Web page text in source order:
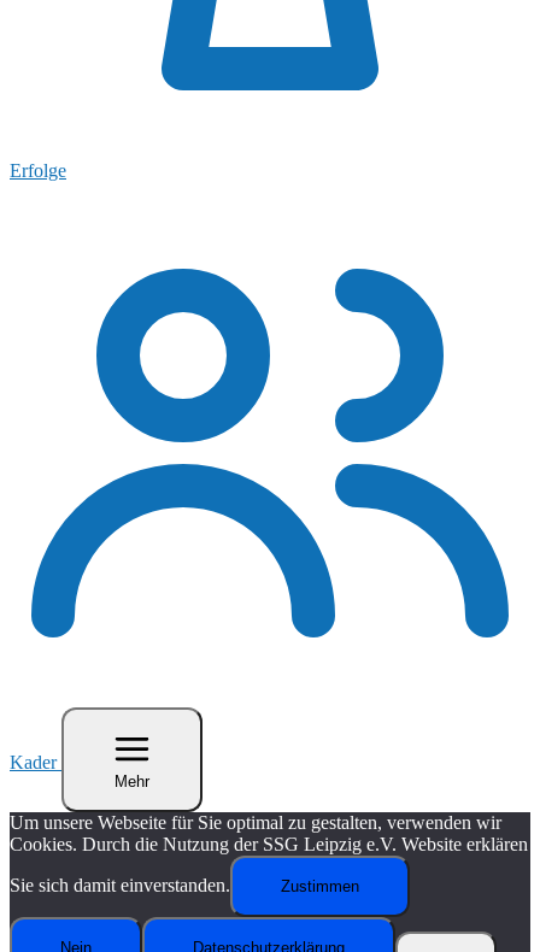
Erfolge
Kader
Mehr
Um unsere Webseite für Sie optimal zu gestalten, verwenden wir
Cookies. Durch die Nutzung der SSG Leipzig e.V. Website erklären
Sie sich damit einverstanden.
Zustimmen
Nein Datenschutzerklärung